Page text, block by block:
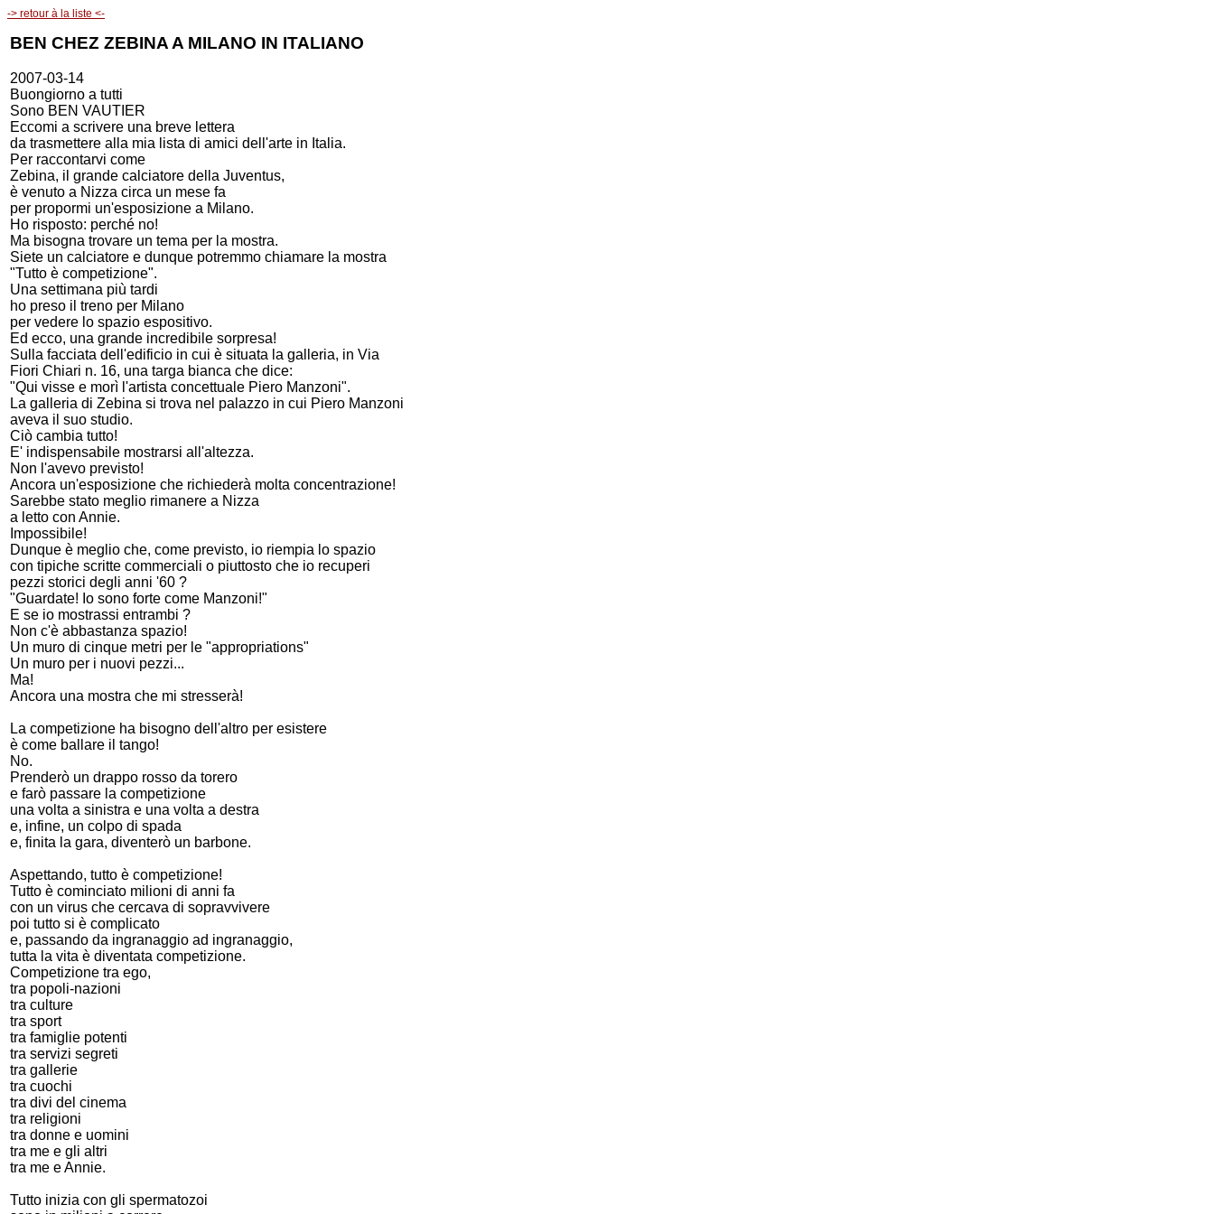
-> retour à la liste <-
BEN CHEZ ZEBINA A MILANO IN ITALIANO
2007-03-14
Buongiorno a tutti
Sono BEN VAUTIER
Eccomi a scrivere una breve lettera
da trasmettere alla mia lista di amici dell'arte in Italia.
Per raccontarvi come
Zebina, il grande calciatore della Juventus,
è venuto a Nizza circa un mese fa
per propormi un'esposizione a Milano.
Ho risposto: perché no!
Ma bisogna trovare un tema per la mostra.
Siete un calciatore e dunque potremmo chiamare la mostra
"Tutto è competizione".
Una settimana più tardi
ho preso il treno per Milano
per vedere lo spazio espositivo.
Ed ecco, una grande incredibile sorpresa!
Sulla facciata dell'edificio in cui è situata la galleria, in Via
Fiori Chiari n. 16, una targa bianca che dice:
"Qui visse e morì l'artista concettuale Piero Manzoni".
La galleria di Zebina si trova nel palazzo in cui Piero Manzoni
aveva il suo studio.
Ciò cambia tutto!
E' indispensabile mostrarsi all'altezza.
Non l'avevo previsto!
Ancora un'esposizione che richiederà molta concentrazione!
Sarebbe stato meglio rimanere a Nizza
a letto con Annie.
Impossibile!
Dunque è meglio che, come previsto, io riempia lo spazio
con tipiche scritte commerciali o piuttosto che io recuperi
pezzi storici degli anni '60 ?
"Guardate! Io sono forte come Manzoni!"
E se io mostrassi entrambi ?
Non c'è abbastanza spazio!
Un muro di cinque metri per le "appropriations"
Un muro per i nuovi pezzi...
Ma!
Ancora una mostra che mi stresserà!
La competizione ha bisogno dell'altro per esistere
è come ballare il tango!
No.
Prenderò un drappo rosso da torero
e farò passare la competizione
una volta a sinistra e una volta a destra
e, infine, un colpo di spada
e, finita la gara, diventerò un barbone.
Aspettando, tutto è competizione!
Tutto è cominciato milioni di anni fa
con un virus che cercava di sopravvivere
poi tutto si è complicato
e, passando da ingranaggio ad ingranaggio,
tutta la vita è diventata competizione.
Competizione tra ego,
tra popoli-nazioni
tra culture
tra sport
tra famiglie potenti
tra servizi segreti
tra gallerie
tra cuochi
tra divi del cinema
tra religioni
tra donne e uomini
tra me e gli altri
tra me e Annie.
Tutto inizia con gli spermatozoi